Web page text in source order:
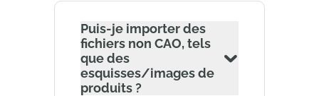
Puis-je importer des
fichiers non CAO, tels
que des
esquisses/images de
produits ?